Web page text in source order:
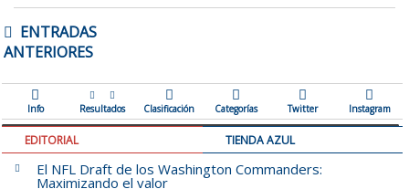
NAVEGACIÓN
DE
ENTRADAS
ENTRADAS
ANTERIORES
Info Resultados Clasificación Categorías Twitter Instagram
EDITORIAL TIENDA AZUL
El NFL Draft de los Washington Commanders:
Maximizando el valor